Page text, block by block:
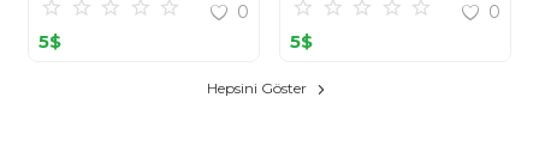
0
5$
0
5$
Hepsini Göster